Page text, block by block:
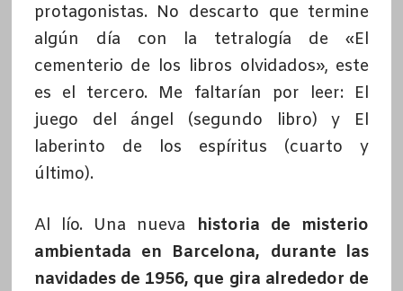
protagonistas. No descarto que termine
algún día con la tetralogía de «El
cementerio de los libros olvidados», este
es el tercero. Me faltarían por leer: El
juego del ángel (segundo libro) y El
laberinto de los espíritus (cuarto y
último).
Al lío. Una nueva historia de misterio
ambientada en Barcelona, durante las
navidades de 1956, que gira alrededor de